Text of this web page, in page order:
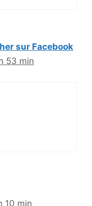
sur Facebook
53 min
10 min